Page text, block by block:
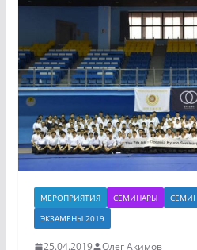
МЕРОПРИЯТИЯ СЕМИНАРЫ
ЭКЗАМЕНЫ 2019
25.04.2019 Олег Акимов